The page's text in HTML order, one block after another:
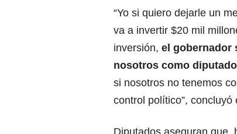
“Yo si quiero dejarle un
va a invertir $20 mil
inversión, el gobernador
nosotros como
si nosotros no tenemos
control político”,
Diputados aseguran que,